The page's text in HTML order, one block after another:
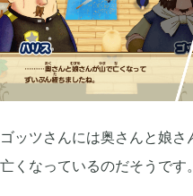
ゴッツさんには奥さんと娘
亡くなっているのだそうです。